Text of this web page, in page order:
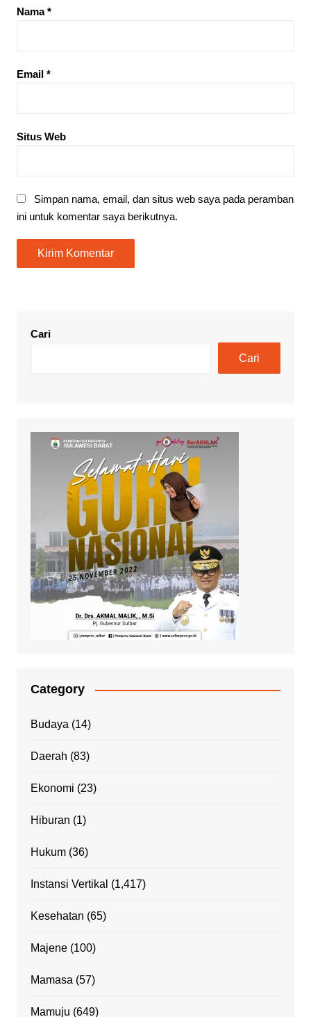
Nama*
Email *
Situs Web
Simpan nama, email, dan situs web saya pada peramban
ini untuk komentar saya berikutnya.
Cari
Cari
Category
Budaya (14)
Daerah (83)
Ekonomi (23)
Hiburan (1)
Hukum(36)
Instansi Vertikal (1,417)
Kesehatan (65)
Majene(100)
Mamasa (57)
Mamuju (649)